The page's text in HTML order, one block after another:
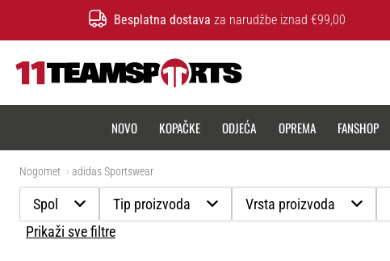
Besplatna dostava za narudžbe iznad €99,00
NOVO KOPAČKE ODJEĆA OPREMA FANSHOP
Nogomet adidas Sportswear
Spol Tip proizvoda Vrsta proizvoda
Prikaži sve filtre